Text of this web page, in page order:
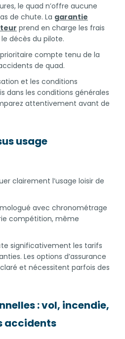
le quad n’offre aucune
de chute. La garantie
prend en charge les frais
décès du pilote.
compte tenu de la
de quad.
et les conditions
dans les conditions générales
attentivement avant de
usage
clairement l’usage loisir de
avec chronométrage
compétition, même
significativement les tarifs
Les options d’assurance
et nécessitent parfois des
: vol, incendie,
accidents